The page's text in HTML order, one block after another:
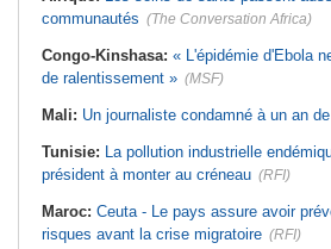
communautés (The Conversation Africa)
Congo-Kinshasa: « L'épidémie d'Ebola
de ralentissement » (MSF)
Mali: Un journaliste condamné à un an
Tunisie: La pollution industrielle
président à monter au créneau (RFI)
Maroc: Ceuta - Le pays assure avoir
risques avant la crise migratoire (RFI)